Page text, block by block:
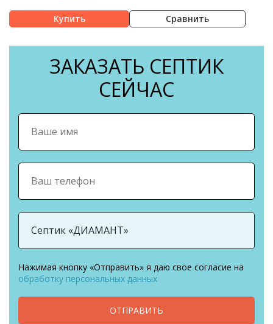
Сравнить
ЗАКАЗАТЬ СЕПТИК
СЕЙЧАС
Нажимая кнопку «Отправить» я даю свое согласие на
обработку персональных данных
ОТПРАВИТЬ